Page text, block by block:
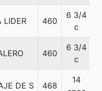
LIDER 460
6 3/4
c
460
6 3/4
c
DE S 468
14